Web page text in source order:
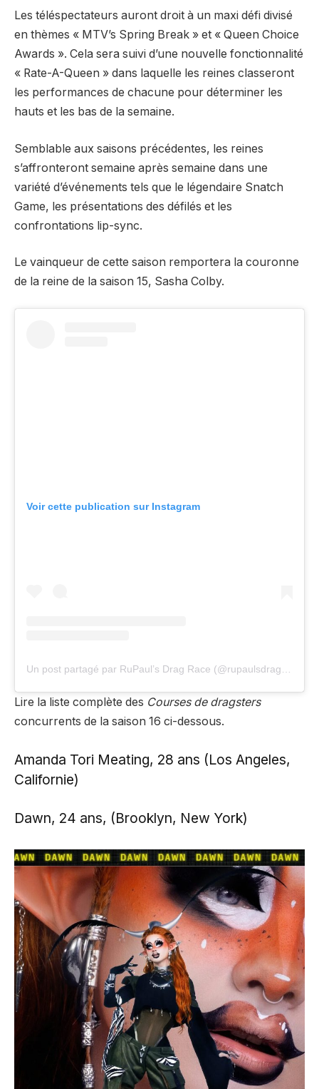
Les téléspectateurs auront droit à un maxi défi divisé
en thèmes « MTV’s Spring Break » et « Queen Choice
Awards ». Cela sera suivi d’une nouvelle fonctionnalité
« Rate-A-Queen » dans laquelle les reines classeront
les performances de chacune pour déterminer les
hauts et les bas de la semaine.
Semblable aux saisons précédentes, les reines
s’affronteront semaine après semaine dans une
variété d’événements tels que le légendaire Snatch
Game, les présentations des défilés et les
confrontations lip-sync.
Le vainqueur de cette saison remportera la couronne
de la reine de la saison 15, Sasha Colby.
Voir cette publication sur Instagram
Lire la liste complète des Courses de dragsters
concurrents de la saison 16 ci-dessous.
Amanda Tori Meating, 28 ans (Los Angeles,
Californie)
Dawn, 24 ans, (Brooklyn, New York)